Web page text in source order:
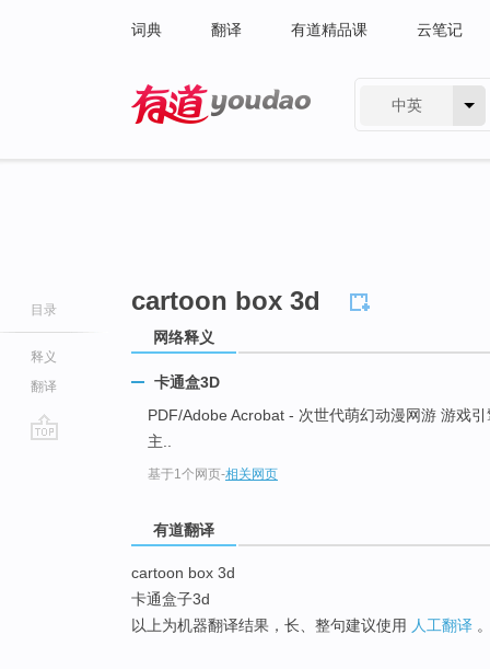
词典 翻译 有道精品课 云笔记
中英
目录
释义
翻译
cartoon box 3d
网络释义
卡通盒3D
PDF/Adobe Acrobat - 次世代萌幻动漫网游 游戏
主..
基于1个网页-相关网页
有道翻译
cartoon box 3d
卡通盒子3d
以上为机器翻译结果，长、整句建议使用 人工翻译